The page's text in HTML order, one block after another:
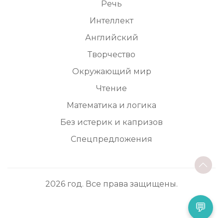
Речь
Интеллект
Английский
Творчество
Окружающий мир
Чтение
Математика и логика
Без истерик и капризов
Спецпредложения
2026 год. Все права защищены.
💬